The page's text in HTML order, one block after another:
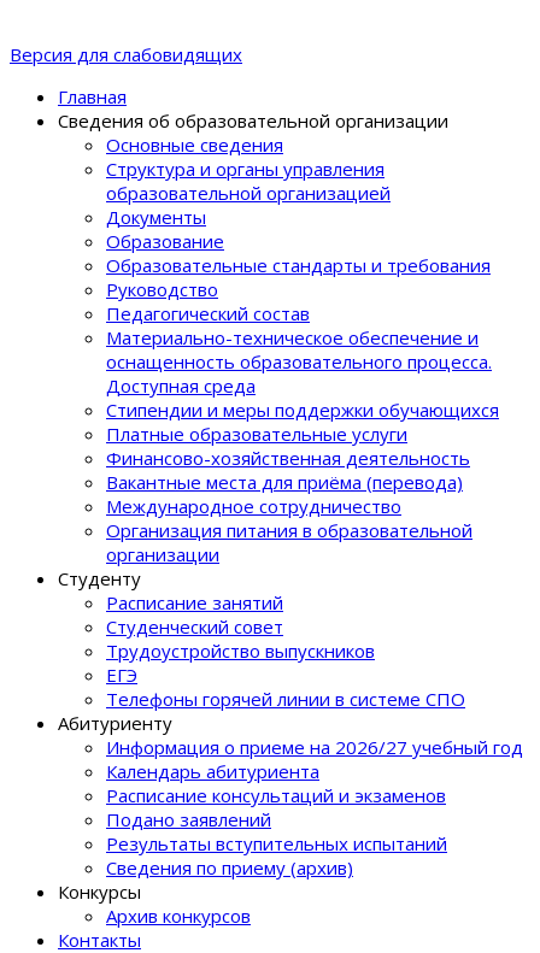
Версия для слабовидящих
Главная
Сведения об образовательной организации
Основные сведения
Структура и органы управления
образовательной организацией
Документы
Образование
Образовательные стандарты и требования
Руководство
Педагогический состав
Материально-техническое обеспечение и
оснащенность образовательного процеcса.
Доступная среда
Стипендии и меры поддержки обучающихся
Платные образовательные услуги
Финансово-хозяйственная деятельность
Вакантные места для приёма (перевода)
Международное сотрудничество
Организация питания в образовательной
организации
Студенту
Расписание занятий
Студенческий совет
Трудоустройство выпускников
ЕГЭ
Телефоны горячей линии в системе СПО
Абитуриенту
Информация о приеме на 2026/27 учебный год
Календарь абитуриента
Расписание консультаций и экзаменов
Подано заявлений
Результаты вступительных испытаний
Сведения по приему (архив)
Конкурсы
Архив конкурсов
Контакты